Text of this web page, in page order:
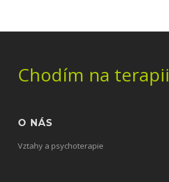
Chodím na terapii
O NÁS
Vztahy a psychoterapie